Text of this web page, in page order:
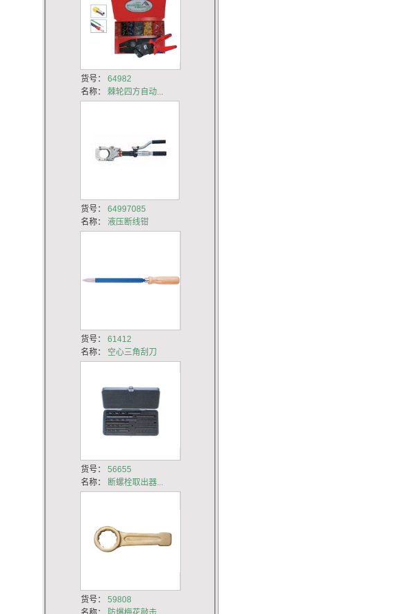
货号： 64982
名称： 棘轮四方自动...
货号： 64997085
名称： 液压断线钳
货号： 61412
名称：
空心三角刮刀
货号： 56655
名称：
断螺栓取出器...
货号： 59808